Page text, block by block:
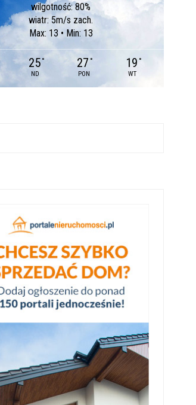
wilgotność: 80%
wiatr: 5m/s zach.
Max: 13 • Min: 13
25 °
ND
27 °
PON
19 °
WT